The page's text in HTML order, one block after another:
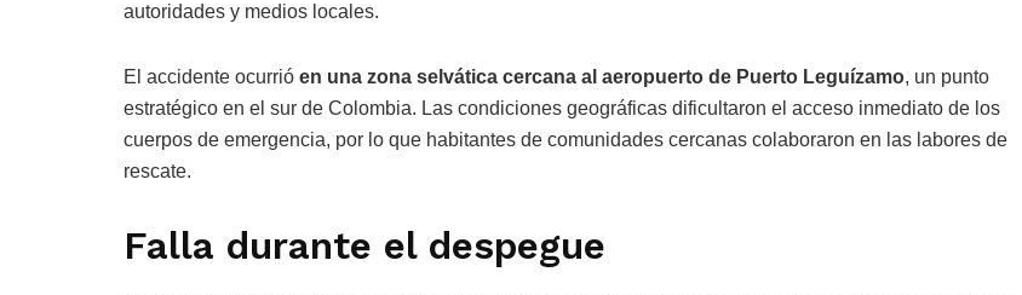
autoridades y medios locales.
El accidente ocurrió en una zona selvática cercana al aeropuerto de Puerto Leguízamo, un punto
estratégico en el sur de Colombia. Las condiciones geográficas dificultaron el acceso inmediato de los
cuerpos de emergencia, por lo que habitantes de comunidades cercanas colaboraron en las labores de
rescate.
Falla durante el despegue